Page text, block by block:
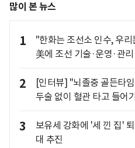
많이 본 뉴스
1
"한화는 조선소 인수, 우
美에 조선 기술·운영·관
2
[인터뷰] "뇌졸중 골든타
두술 없이 혈관 타고 들어
3
보유세 강화에 '세 낀 집'
대 추진